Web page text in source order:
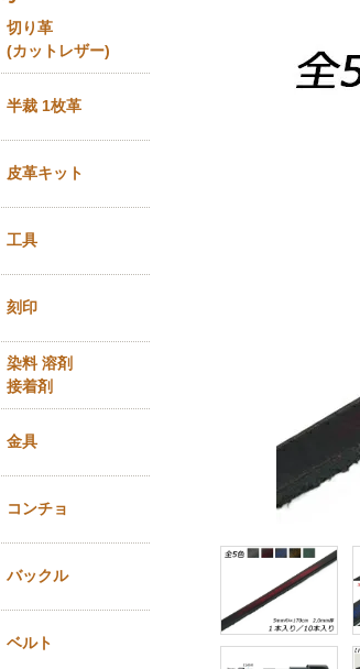
切り革
(カットレザー)
半裁 1枚革
皮革キット
工具
刻印
染料 溶剤
接着剤
金具
コンチョ
バックル
ベルト